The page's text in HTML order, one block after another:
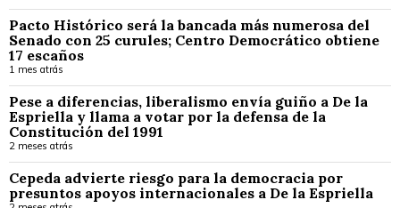
Pacto Histórico será la bancada más numerosa del
Senado con 25 curules; Centro Democrático obtiene
17 escaños
1 mes atrás
Pese a diferencias, liberalismo envía guiño a De la
Espriella y llama a votar por la defensa de la
Constitución del 1991
2 meses atrás
Cepeda advierte riesgo para la democracia por
presuntos apoyos internacionales a De la Espriella